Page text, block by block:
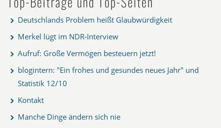
Deutschlands Problem heißt Glaubwürdigkeit
Merkel lügt im NDR-Interview
Aufruf: Große Vermögen besteuern jetzt!
blogintern: "Ein frohes und gesundes neues Jahr" und
Statistik 12/10
Kontakt
Manche Dinge ändern sich nie